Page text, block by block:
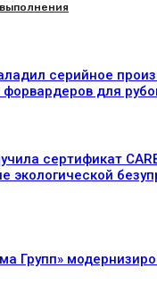
серийное
форвардеров для
сертификат
экологической
Групп»